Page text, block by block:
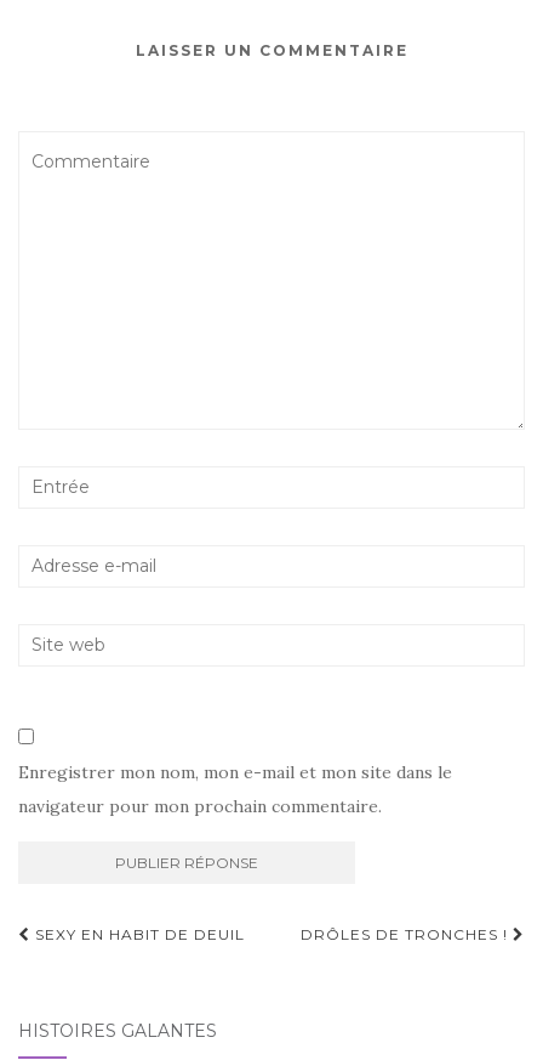
LAISSER UN COMMENTAIRE
Enregistrer mon nom, mon e-mail et mon site dans le
navigateur pour mon prochain commentaire.
Navigation
SEXY EN HABIT DE DEUIL DRÔLES DE TRONCHES !
HISTOIRES GALANTES